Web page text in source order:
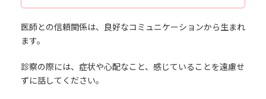
医師との信頼関係は、良好なコミュニケーションから生まれ
ます。
診察の際には、症状や心配なこと、感じていることを遠慮せ
ずに話してください。